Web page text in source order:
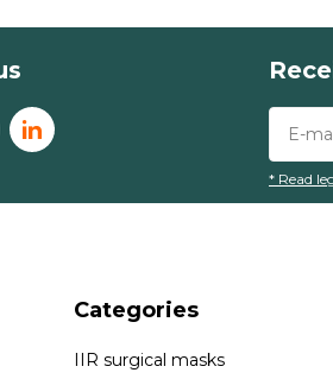
* Read
Categories
IIR surgical masks